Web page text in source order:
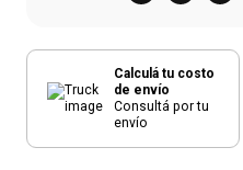
Calculá tu costo
de envío
Consultá por tu
envío